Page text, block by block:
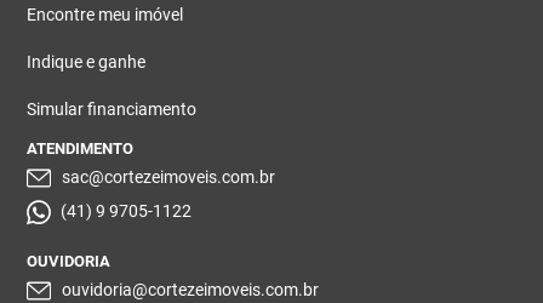
Encontre meu imóvel
Indique e ganhe
Simular financiamento
ATENDIMENTO
sac@cortezeimoveis.com.br
(41) 9 9705-1122
OUVIDORIA
ouvidoria@cortezeimoveis.com.br